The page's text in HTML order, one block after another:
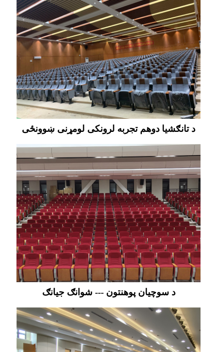
د تانګشیا دوهم تجربه لرونکی لومړنی ښوونځی
د سوچيان پوهنتون --- شوانګ جيانګ